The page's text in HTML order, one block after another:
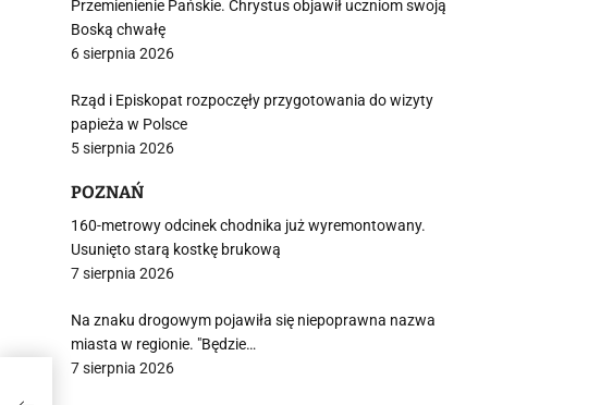
Przemienienie Pańskie. Chrystus objawił uczniom swoją
Boską chwałę
6 sierpnia 2026
Rząd i Episkopat rozpoczęły przygotowania do wizyty
papieża w Polsce
5 sierpnia 2026
POZNAŃ
160-metrowy odcinek chodnika już wyremontowany.
Usunięto starą kostkę brukową
7 sierpnia 2026
Na znaku drogowym pojawiła się niepoprawna nazwa
miasta w regionie. "Będzie…
7 sierpnia 2026